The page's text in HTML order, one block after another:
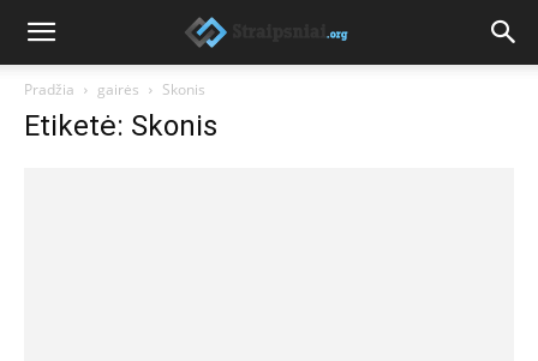
Pradžia gairės Skonis
Etiketė: Skonis